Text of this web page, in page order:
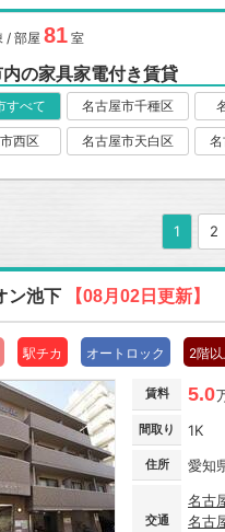
/ 部屋 81 室
の家具家電付き賃貸
すべて 名古屋市千種区
西区 名古屋市天白区
1 2
ン池下 【08月02日更新】
駅チカ オートロック 2階
賃料 5.0
間取り 1K
住所 愛知
交通
名古
名古